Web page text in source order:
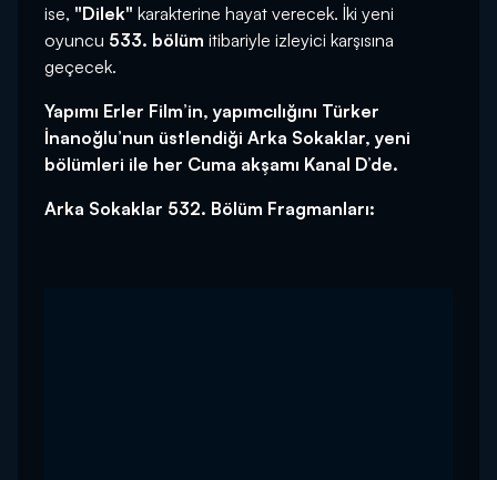
ise, "Dilek" karakterine hayat verecek. İki yeni
oyuncu 533. bölüm itibariyle izleyici karşısına
geçecek.
Yapımı Erler Film’in, yapımcılığını Türker
İnanoğlu’nun üstlendiği Arka Sokaklar, yeni
bölümleri ile her Cuma akşamı Kanal D’de.
Arka Sokaklar 532. Bölüm Fragmanları: